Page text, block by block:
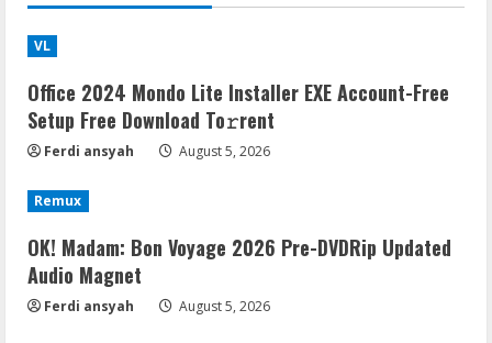
VL
Office 2024 Mondo Lite Installer EXE Account-Free
Setup Frее Download To𝚛rent
Ferdi ansyah August 5, 2026
Remux
OK! Madam: Bon Voyage 2026 Pre-DVDRip Updated
Audio Magnet
Ferdi ansyah August 5, 2026